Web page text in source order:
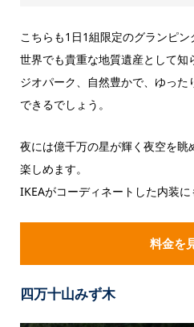
こちらも1日1組限定のグランピン
世界でも貴重な地質遺産として知
ジオパーク、自然豊かで、ゆっ
できるでしょう。
夜には億千万の星が輝く夜空を眺
楽しめます。
IKEAがコーディネートした内装に
料金を
四万十山みず木